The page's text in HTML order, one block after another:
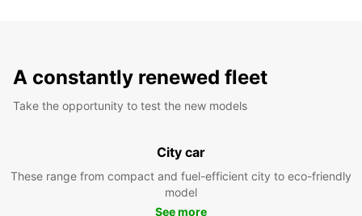
A constantly renewed fleet
Take the opportunity to test the new models
City car
These range from compact and fuel-efficient city to eco-friendly
model
See more